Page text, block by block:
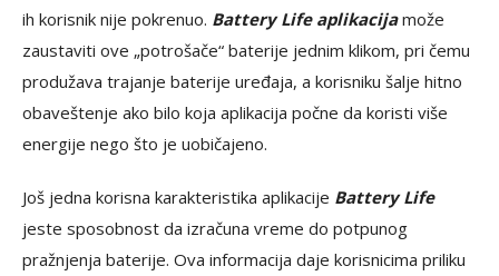
ih korisnik nije pokrenuo. Battery Life aplikacijamože
zaustaviti ove „potrošače“ baterije jednim klikom, pri čemu
produžava trajanje baterije uređaja, a korisniku šalje hitno
obaveštenje ako bilo koja aplikacija počne da koristi više
energije nego što je uobičajeno.
Još jedna korisna karakteristika aplikacije Battery Life
jeste sposobnost da izračuna vreme do potpunog
pražnjenja baterije. Ova informacija daje korisnicima priliku